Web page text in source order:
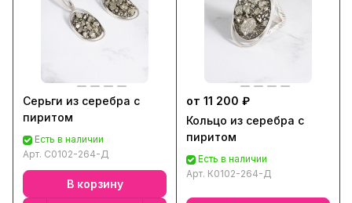
Серьги из серебра с
пиритом
Есть в наличии
Арт. С0102-264-Д
В корзину
от 11 200 ₽
Кольцо из серебра с
пиритом
Есть в наличии
Арт. К0102-264-Д